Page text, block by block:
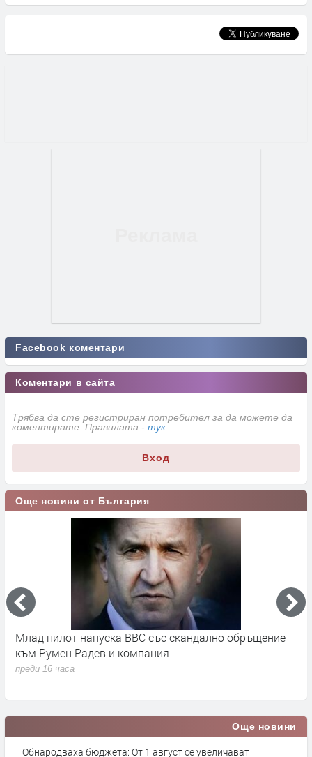
Facebook коментари
Коментари в сайта
Трябва да сте регистриран потребител за да можете да
коментирате. Правилата - тук.
Вход
Още новини от България
Млад пилот напуска ВВС със скандално обръщение
към Румен Радев и компания
преди 16 часа
Още новини
Обнародваха бюджета: От 1 август се увеличават